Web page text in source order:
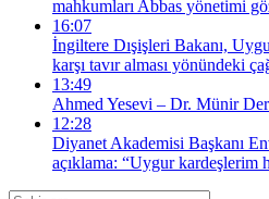
mahkumları Abbas yönetimi
16:07
İngiltere Dışişleri Bakanı,
karşı tavır alması yönündeki
13:49
Ahmed Yesevi – Dr. Münir
12:28
Diyanet Akademisi Başkanı
açıklama: “Uygur kardeşlerim